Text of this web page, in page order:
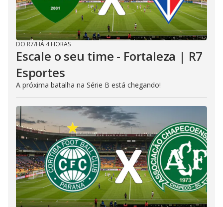
DO R7/HÁ 4 HORAS
Escale o seu time - Fortaleza | R7
Esportes
A próxima batalha na Série B está chegando!